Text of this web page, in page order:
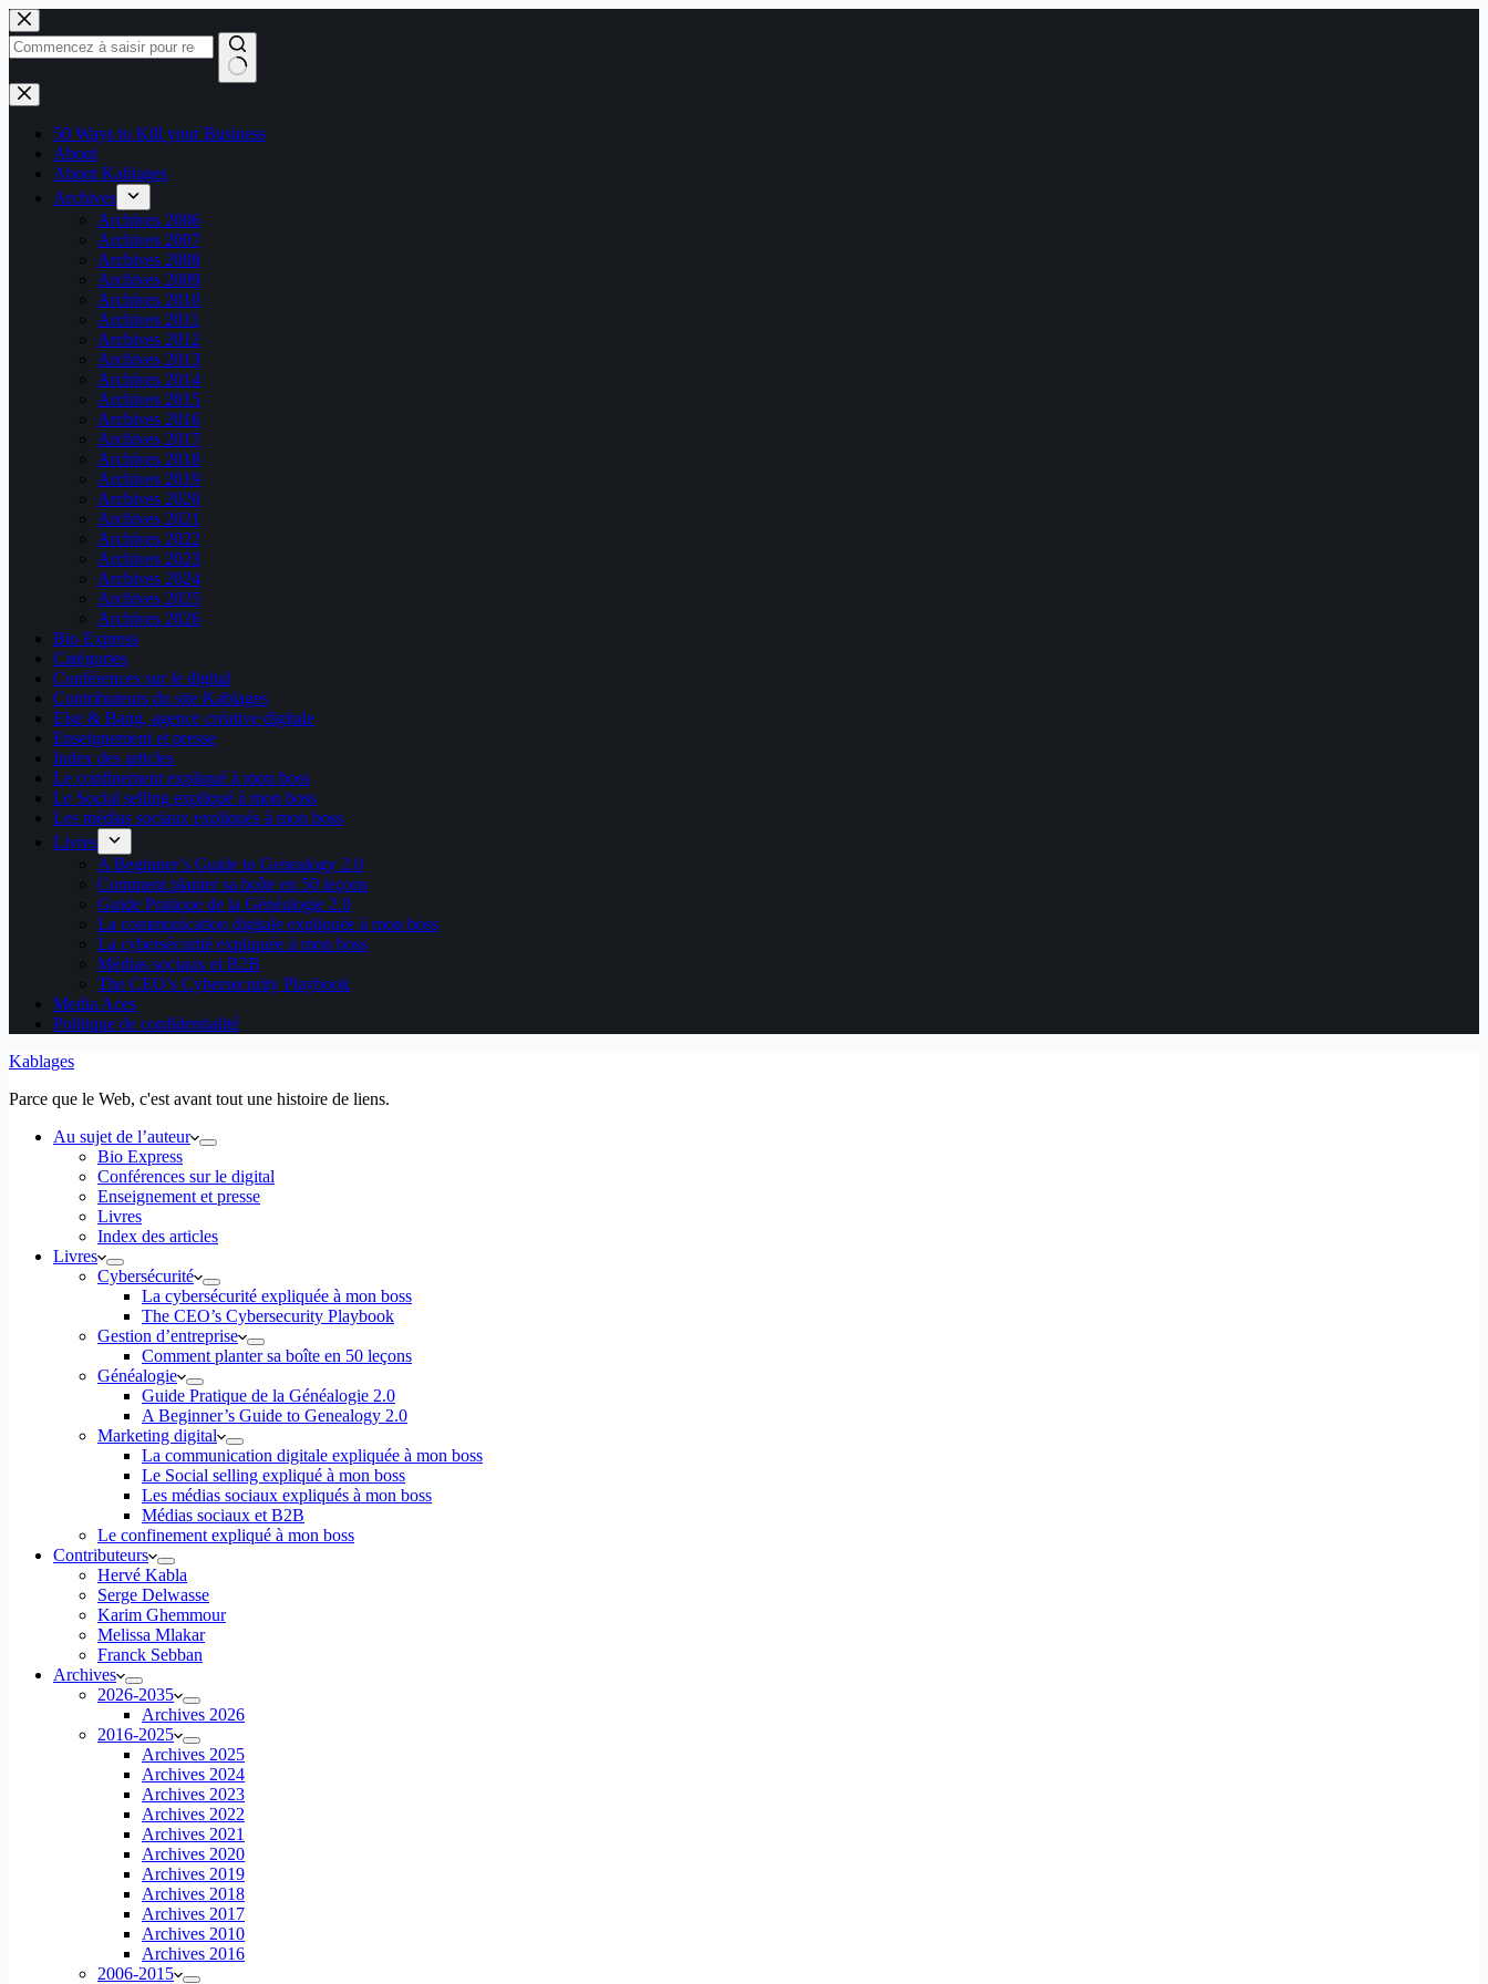
Passer
au
contenu
Aucun
résultat
50 Ways to Kill your Business
About
About Kablages
Archives
Archives 2006
Archives 2007
Archives 2008
Archives 2009
Archives 2010
Archives 2011
Archives 2012
Archives 2013
Archives 2014
Archives 2015
Archives 2016
Archives 2017
Archives 2018
Archives 2019
Archives 2020
Archives 2021
Archives 2022
Archives 2023
Archives 2024
Archives 2025
Archives 2026
Bio Express
Catégories
Conférences sur le digital
Contributeurs du site Kablages
Else & Bang, agence créative digitale
Enseignement et presse
Index des articles
Le confinement expliqué à mon boss
Le Social selling expliqué à mon boss
Les médias sociaux expliqués à mon boss
Livres
A Beginner’s Guide to Genealogy 2.0
Comment planter sa boîte en 50 leçons
Guide Pratique de la Généalogie 2.0
La communication digitale expliquée à mon boss
La cybersécurité expliquée à mon boss
Médias sociaux et B2B
The CEO’s Cybersecurity Playbook
Media Aces
Politique de confidentialité
Kablages
Parce que le Web, c'est avant tout une histoire de liens.
Au sujet de l’auteur
Bio Express
Conférences sur le digital
Enseignement et presse
Livres
Index des articles
Livres
Cybersécurité
La cybersécurité expliquée à mon boss
The CEO’s Cybersecurity Playbook
Gestion d’entreprise
Comment planter sa boîte en 50 leçons
Généalogie
Guide Pratique de la Généalogie 2.0
A Beginner’s Guide to Genealogy 2.0
Marketing digital
La communication digitale expliquée à mon boss
Le Social selling expliqué à mon boss
Les médias sociaux expliqués à mon boss
Médias sociaux et B2B
Le confinement expliqué à mon boss
Contributeurs
Hervé Kabla
Serge Delwasse
Karim Ghemmour
Melissa Mlakar
Franck Sebban
Archives
2026-2035
Archives 2026
2016-2025
Archives 2025
Archives 2024
Archives 2023
Archives 2022
Archives 2021
Archives 2020
Archives 2019
Archives 2018
Archives 2017
Archives 2010
Archives 2016
2006-2015